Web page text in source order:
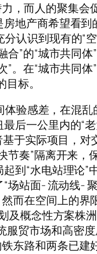
，而人的聚集
地产商希望看
认识到现有的“空
”的“城市共同
。在“城市共同
标。
验感差，在混
后一公里内的“
于实际项目，
节奏”隔离开来，
到“水电站理论”
场站面- 流动线-
而在空间上的界
及概念性方案株
贸市场和高密
东路和两条已建